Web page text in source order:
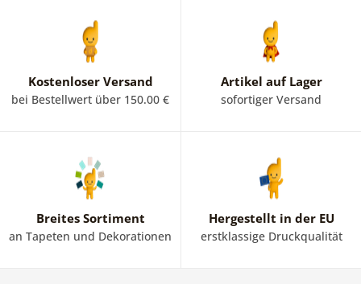
Kostenloser Versand
bei Bestellwert über 150.00 €
Artikel auf Lager
sofortiger Versand
Breites Sortiment
an Tapeten und Dekorationen
Hergestellt in der EU
erstklassige Druckqualität